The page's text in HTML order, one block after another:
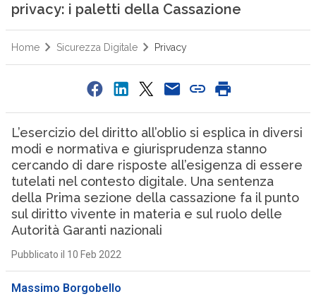
privacy: i paletti della Cassazione
Home Sicurezza Digitale Privacy
L’esercizio del diritto all’oblio si esplica in diversi
modi e normativa e giurisprudenza stanno
cercando di dare risposte all’esigenza di essere
tutelati nel contesto digitale. Una sentenza
della Prima sezione della cassazione fa il punto
sul diritto vivente in materia e sul ruolo delle
Autorità Garanti nazionali
Pubblicato il 10 Feb 2022
Massimo Borgobello